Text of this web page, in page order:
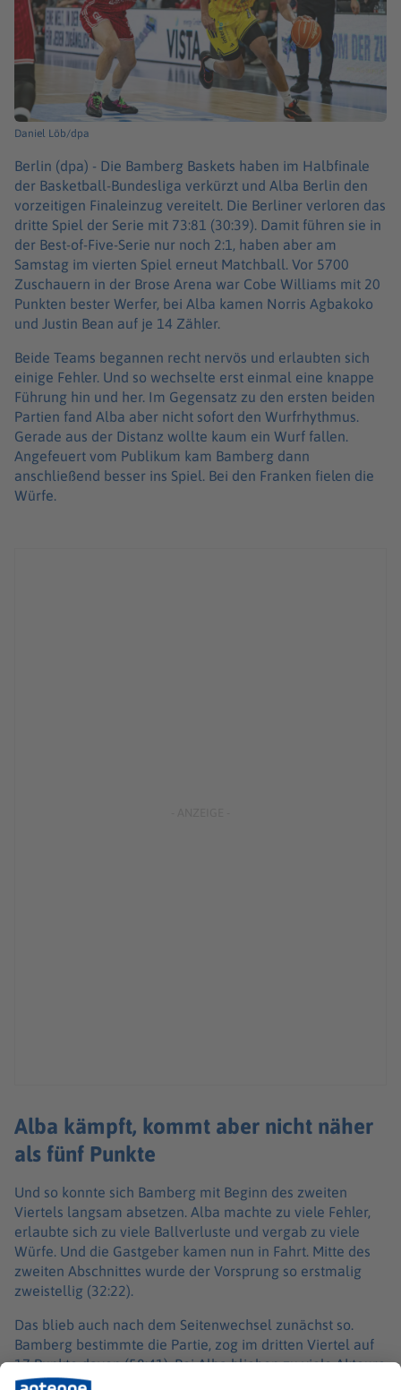
Daniel Löb/dpa
Berlin (dpa) - Die Bamberg Baskets haben im Halbfinale
der Basketball-Bundesliga verkürzt und Alba Berlin den
vorzeitigen Finaleinzug vereitelt. Die Berliner verloren das
dritte Spiel der Serie mit 73:81 (30:39). Damit führen sie in
der Best-of-Five-Serie nur noch 2:1, haben aber am
Samstag im vierten Spiel erneut Matchball. Vor 5700
Zuschauern in der Brose Arena war Cobe Williams mit 20
Punkten bester Werfer, bei Alba kamen Norris Agbakoko
und Justin Bean auf je 14 Zähler.
Beide Teams begannen recht nervös und erlaubten sich
einige Fehler. Und so wechselte erst einmal eine knappe
Führung hin und her. Im Gegensatz zu den ersten beiden
Partien fand Alba aber nicht sofort den Wurfrhythmus.
Gerade aus der Distanz wollte kaum ein Wurf fallen.
Angefeuert vom Publikum kam Bamberg dann
anschließend besser ins Spiel. Bei den Franken fielen die
Würfe.
Alba kämpft, kommt aber nicht näher
als fünf Punkte
Und so konnte sich Bamberg mit Beginn des zweiten
Viertels langsam absetzen. Alba machte zu viele Fehler,
erlaubte sich zu viele Ballverluste und vergab zu viele
Würfe. Und die Gastgeber kamen nun in Fahrt. Mitte des
zweiten Abschnittes wurde der Vorsprung so erstmalig
zweistellig (32:22).
Das blieb auch nach dem Seitenwechsel zunächst so.
Bamberg bestimmte die Partie, zog im dritten Viertel auf
17 Punkte davon (58:41). Bei Alba blieben zu viele Akteure
offensiv blass. Sie steigerten sich aber in der Defensive